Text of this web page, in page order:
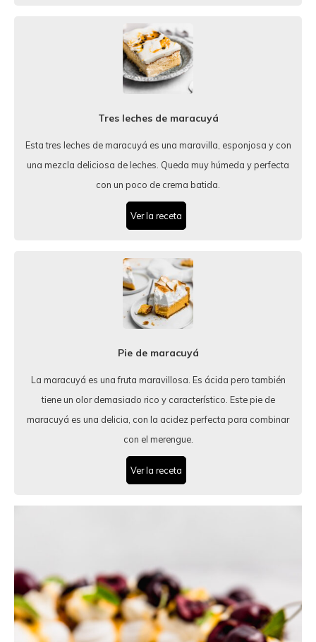
Tres leches de maracuyá
Esta tres leches de maracuyá es una maravilla, esponjosa y con
una mezcla deliciosa de leches. Queda muy húmeda y perfecta
con un poco de crema batida.
Ver la receta
Pie de maracuyá
La maracuyá es una fruta maravillosa. Es ácida pero también
tiene un olor demasiado rico y característico. Este pie de
maracuyá es una delicia, con la acidez perfecta para combinar
con el merengue.
Ver la receta